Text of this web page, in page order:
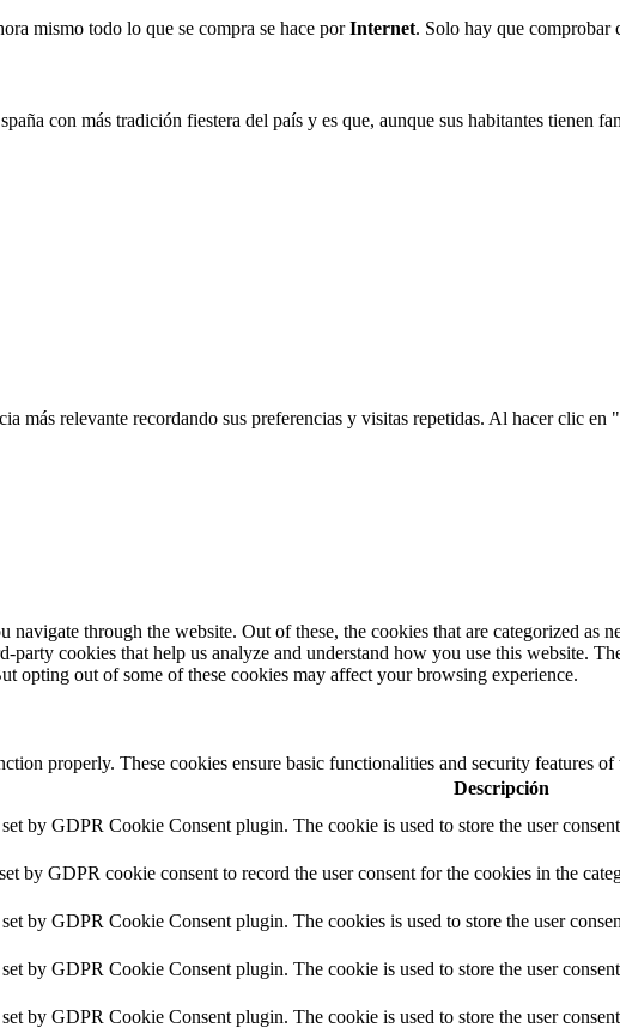
mismo todo lo que se compra se hace porInternet. Solo hay que comprobar
con más tradición fiestera del país y es que, aunque sus habitantes tienen
más relevante recordando sus preferencias y visitas repetidas. Al hacer clic
through the website. Out of these, the cookies that are categorized as
cookies that help us analyze and understand how you use this website.
opting out of some of these cookies may affect your browsing experience.
properly. These cookies ensure basic functionalities and security features
Descripción
by GDPR Cookie Consent plugin. The cookie is used to store the user
by GDPR cookie consent to record the user consent for the cookies in the
by GDPR Cookie Consent plugin. The cookies is used to store the user
by GDPR Cookie Consent plugin. The cookie is used to store the user
by GDPR Cookie Consent plugin. The cookie is used to store the user